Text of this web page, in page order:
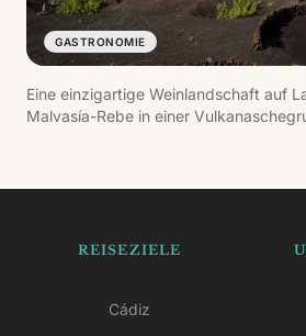
GASTRONOMIE
Eine einzigartige Weinlandschaft auf
Malvasía-Rebe in einer
REISEZIELE
Cádiz